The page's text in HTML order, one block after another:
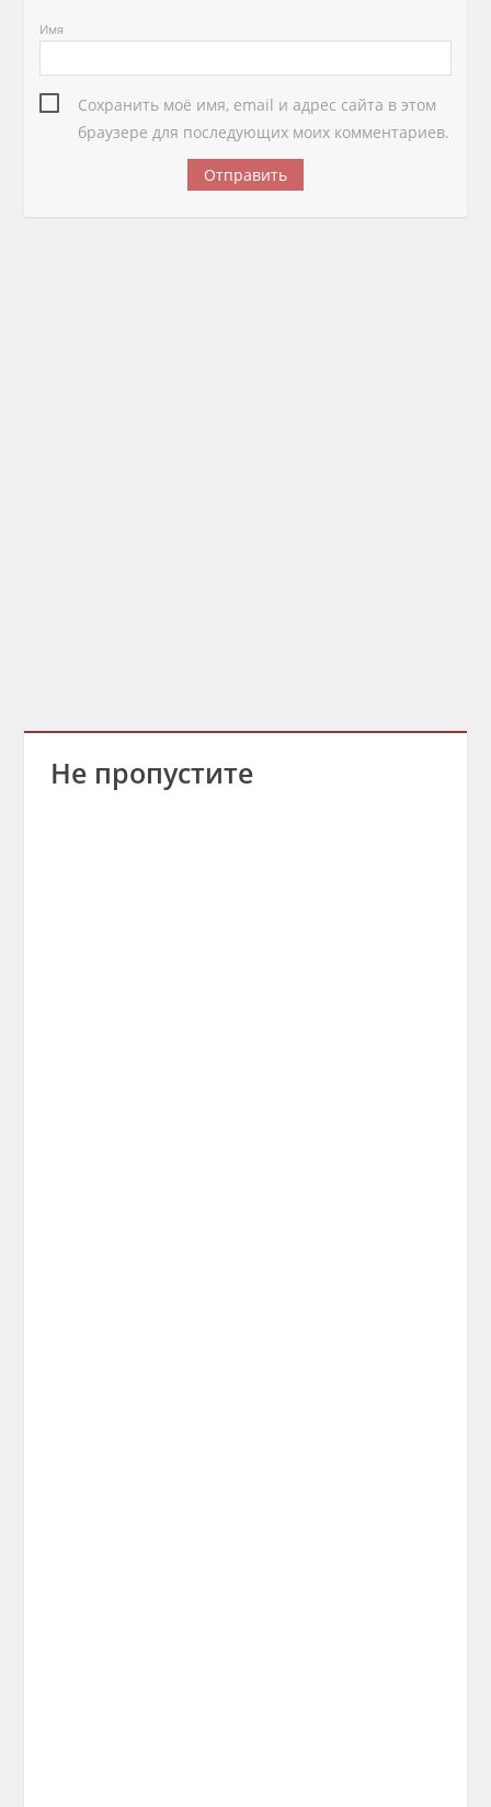
Имя
Сохранить моё имя, email и адрес сайта в этом
браузере для последующих моих комментариев.
Не пропустите